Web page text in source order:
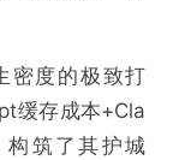
密度的极致打
缓存成本+Cla
构筑了其护城